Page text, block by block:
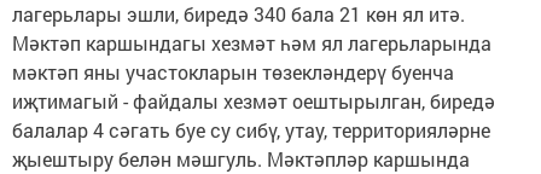
лагерьлары эшли, биредә 340 бала 21 көн ял итә.
Мәктәп каршындагы хезмәт һәм ял лагерьларында
мәктәп яны участокларын төзекләндерү буенча
иҗтимагый - файдалы хезмәт оештырылган, биредә
балалар 4 сәгать буе су сибү, утау, территорияләрне
җыештыру белән мәшгуль. Мәктәпләр каршында